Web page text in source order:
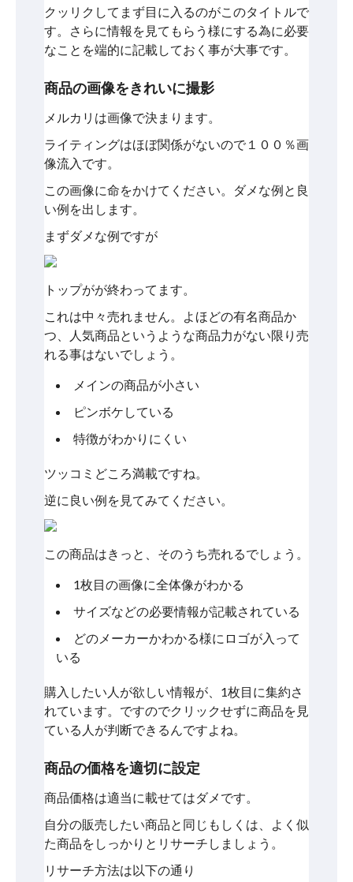
クッリクしてまず目に入るのがこのタイトルで
す。さらに情報を見てもらう様にする為に必要
なことを端的に記載しておく事が大事です。
商品の画像をきれいに撮影
メルカリは画像で決まります。
ライティングはほぼ関係がないので１００％画
像流入です。
この画像に命をかけてください。ダメな例と良
い例を出します。
まずダメな例ですが
トップがが終わってます。
これは中々売れません。よほどの有名商品か
つ、人気商品というような商品力がない限り売
れる事はないでしょう。
メインの商品が小さい
ピンボケしている
特徴がわかりにくい
ツッコミどころ満載ですね。
逆に良い例を見てみてください。
この商品はきっと、そのうち売れるでしょう。
1枚目の画像に全体像がわかる
サイズなどの必要情報が記載されている
どのメーカーかわかる様にロゴが入って
いる
購入したい人が欲しい情報が、1枚目に集約さ
れています。ですのでクリックせずに商品を見
ている人が判断できるんですよね。
商品の価格を適切に設定
商品価格は適当に載せてはダメです。
自分の販売したい商品と同じもしくは、よく似
た商品をしっかりとリサーチしましょう。
リサーチ方法は以下の通り